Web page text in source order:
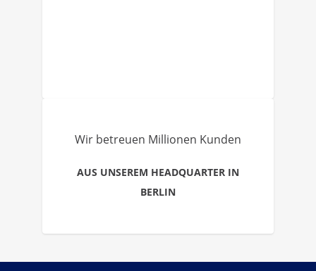
Wir betreuen Millionen Kunden
AUS UNSEREM HEADQUARTER IN
BERLIN